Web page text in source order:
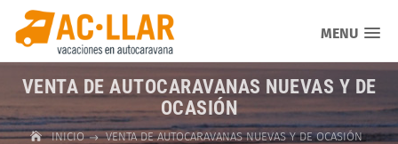
MENU
VENTA DE AUTOCARAVANAS NUEVAS Y DE
OCASIÓN
INICIO VENTA DE AUTOCARAVANAS NUEVAS Y DE OCASIÓN